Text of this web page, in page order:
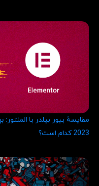
مقایسهٔ بیور بیلدر با
2023 کدام است؟